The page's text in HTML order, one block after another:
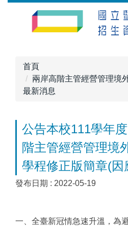
首頁
兩岸高階主管經營管理境
最新消息
公告本校111學年
階主管經營管理境
學程修正版簡章(因
發布日期 : 2022-05-19
一、全臺新冠情急速升溫，為